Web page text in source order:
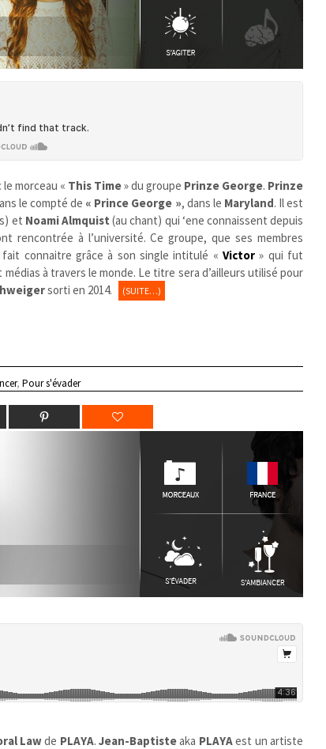
morceau « This Time» du groupe Prinze George. Prinze
le compté de « Prince George », dans le Maryland. Il est
et Noami Almquist (au chant) qui ‘ene connaissent depuis
rencontrée à l’université. Ce groupe, que ses membres
connaitre grâce à son single intitulé « Victor» qui fut
à travers le monde. Le titre sera d’ailleurs utilisé pour
sorti en 2014. (SUITE…)
,Pour s'évader
Lawde PLAYA.Jean-Baptisteaka PLAYAest un artiste